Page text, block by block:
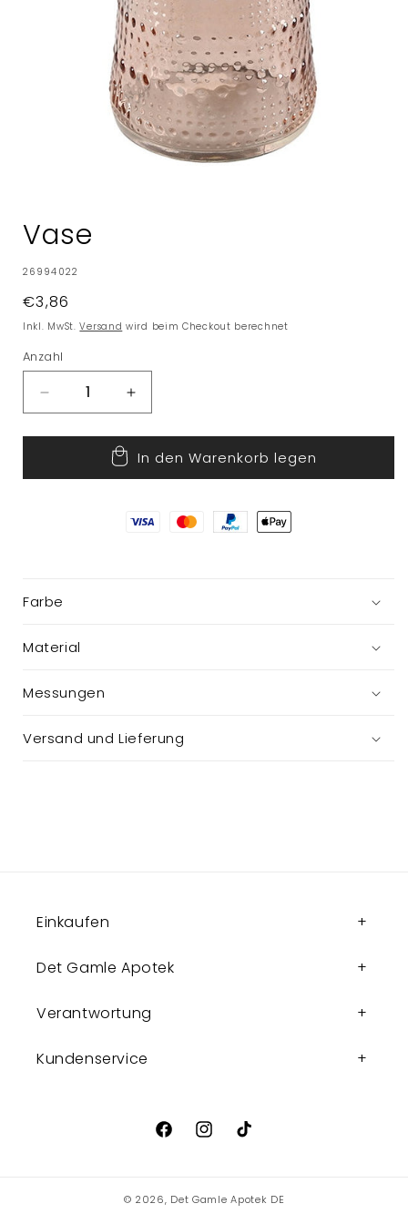
Modal
öffnen
Vase
SKU:
26994022
Normaler
Preis
€3,86
Inkl. MwSt.Versand wird beim Checkout berechnet
Anzahl
Verringere
die
Menge
Vase
Erhöhe
die
Menge
für
Vase
In den Warenkorb legen
Farbe
Material
Messungen
Versand und Lieferung
Einkaufen
Det Gamle Apotek
Verantwortung
Kundenservice
FacebookInstagram
TikTok
© 2026, Det Gamle Apotek DE